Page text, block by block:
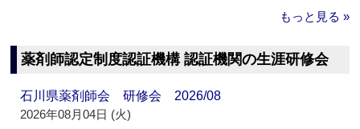
もっと見る »
薬剤師認定制度認証機構 認証機関の生涯研修会
石川県薬剤師会 研修会 2026/08
2026年08月04日 (火)